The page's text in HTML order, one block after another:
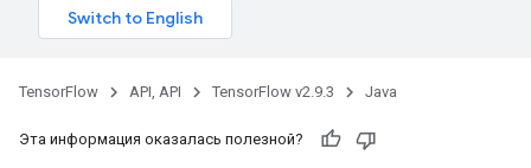
TensorFlow API, API TensorFlow v2.9.3 Java
Эта информация оказалась полезной?